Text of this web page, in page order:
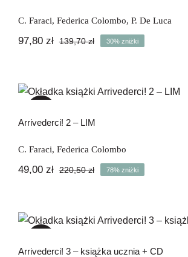
C. Faraci, Federica Colombo, P. De Luca
139,70złPierwotna
97,80 zł
Aktualna
30% zniżki
Arrivederci! 2 – LIM
Arrivederci! 2 – LIM
C. Faraci, Federica Colombo
220,50złPierwotna
49,00 zł
Aktualna
78% zniżki
Arrivederci! 3 – książka
Arrivederci! 3 – książka ucznia + CD